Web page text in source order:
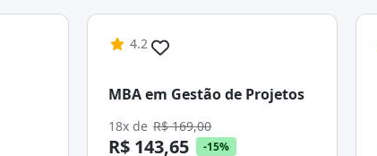
4.2
MBA em Gestão de Projetos
18x de R$ 169,00
R$ 143,65 -15%